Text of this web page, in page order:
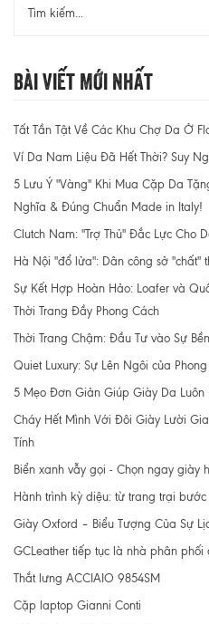
Bài Viết Mới Nhất
Tất Tần Tật Về Các Khu Chợ Da Ở
Ví Da Nam Liệu Đã Hết Thời? Suy
5 Lưu Ý "Vàng" Khi Mua Cặp Da
Nghĩa & Đúng Chuẩn Made in Italy!
Clutch Nam: "Trợ Thủ" Đắc Lực Cho
Hà Nội "đổ lửa": Dân công sở "chất"
Sự Kết Hợp Hoàn Hảo: Loafer và
Thời Trang Đầy Phong Cách
Thời Trang Chậm: Đầu Tư vào Sự
Quiet Luxury: Sự Lên Ngôi của
5 Mẹo Đơn Giản Giúp Giày Da Luôn
Cháy Hết Mình Với Đôi Giày Lười
Tính
Biển xanh vẫy gọi - Chọn ngay giày
Hành trình kỳ diệu: từ trang trại
Giày Oxford – Biểu Tượng Của Sự
GCLeather tiếp tục là nhà phân phối
Thắt lưng ACCIAIO 9854SM
Cặp laptop Gianni Conti